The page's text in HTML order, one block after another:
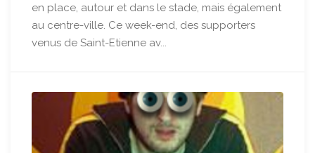
en place, autour et dans le stade, mais également
au centre-ville. Ce week-end, des supporters
venus de Saint-Etienne av...